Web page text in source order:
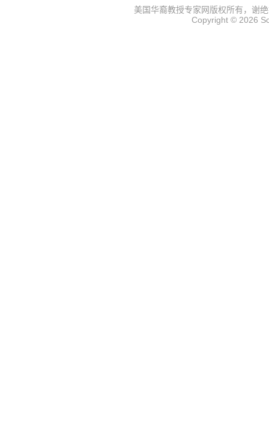
美国华裔教授专家网版权所有，谢
Copyright © 2026